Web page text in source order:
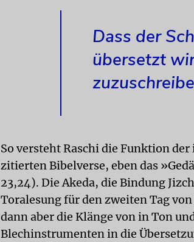
Dass der
übersetzt
So versteht Raschi die Funktion
zitierten Bibelverse, eben das
23,24). Die Akeda, die Bindung
Toralesung für den zweiten Tag
dann aber die Klänge von in Ton
Blechinstrumenten in die